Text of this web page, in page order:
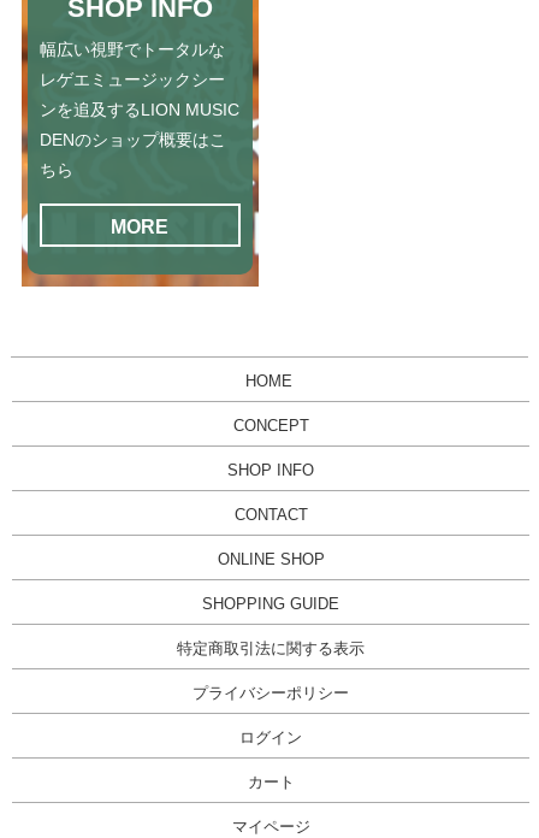
SHOP INFO
幅広い視野でトータルな
レゲエミュージックシー
ンを追及するLION MUSIC
DENのショップ概要はこ
ちら
MORE
HOME
CONCEPT
SHOP INFO
CONTACT
ONLINE SHOP
SHOPPING GUIDE
特定商取引法に関する表示
プライバシーポリシー
ログイン
カート
マイページ